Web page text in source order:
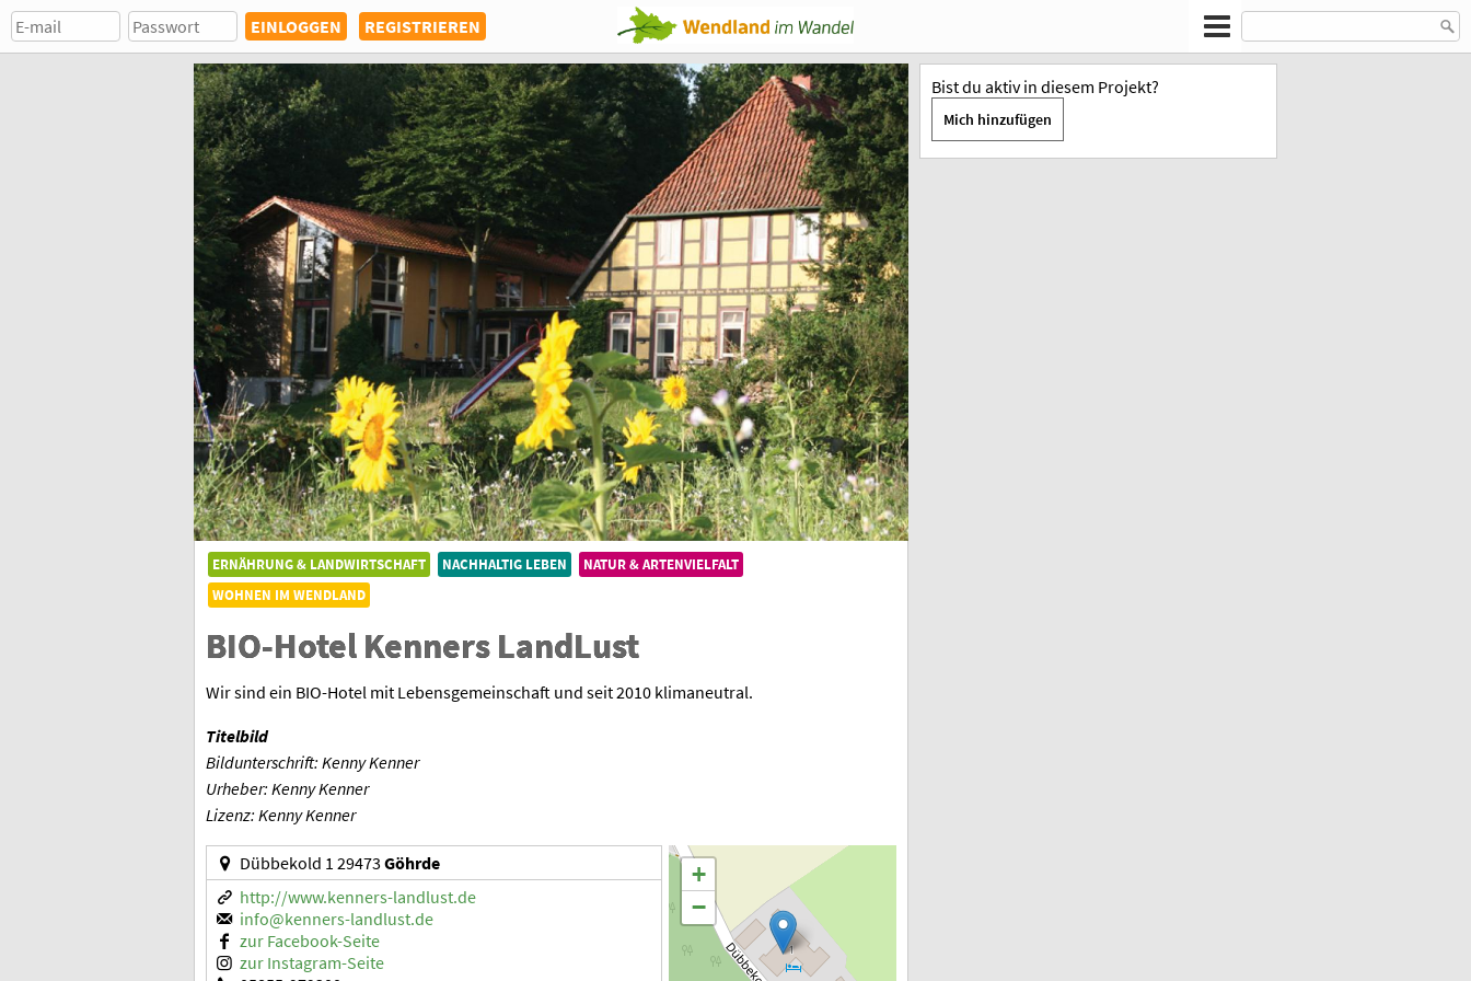
REGISTRIEREN
ERNÄHRUNG & LANDWIRTSCHAFT NACHHALTIG LEBEN
NATUR & ARTENVIELFALT
WOHNEN IM WENDLAND
BIO-Hotel Kenners LandLust
Wir sind ein BIO-Hotel mit Lebensgemeinschaft und seit 2010 klimaneutral.
Titelbild
Bildunterschrift: Kenny Kenner
Urheber: Kenny Kenner
Lizenz: Kenny Kenner
+
−
Dübbekold 1 29473Göhrde
http://www.kenners-landlust.de
info@kenners-landlust.de
zur Facebook-Seite
zur Instagram-Seite
Bist du aktiv in diesem Projekt?
Mich hinzufügen